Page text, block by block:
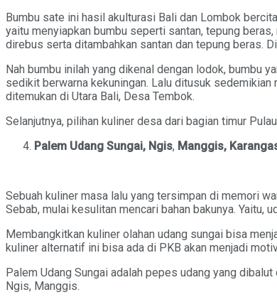
Bumbu sate ini hasil akulturasi Bali dan Lombok
yaitu menyiapkan bumbu seperti santan, tepung
direbus serta ditambahkan santan dan tepung beras.
Nah bumbu inilah yang dikenal dengan lodok, bumbu
sedikit berwarna kekuningan. Lalu ditusuk
ditemukan di Utara Bali, Desa Tembok.
Selanjutnya, pilihan kuliner desa dari bagian timur
Palem Udang Sungai, Ngis, Manggis,
Sebuah kuliner masa lalu yang tersimpan di memori
Sebab, mulai kesulitan mencari bahan bakunya. Yaitu,
Membangkitkan kuliner olahan udang sungai bisa
kuliner alternatif ini bisa ada di PKB akan menjadi
Palem Udang Sungai adalah pepes udang yang
Ngis, Manggis.